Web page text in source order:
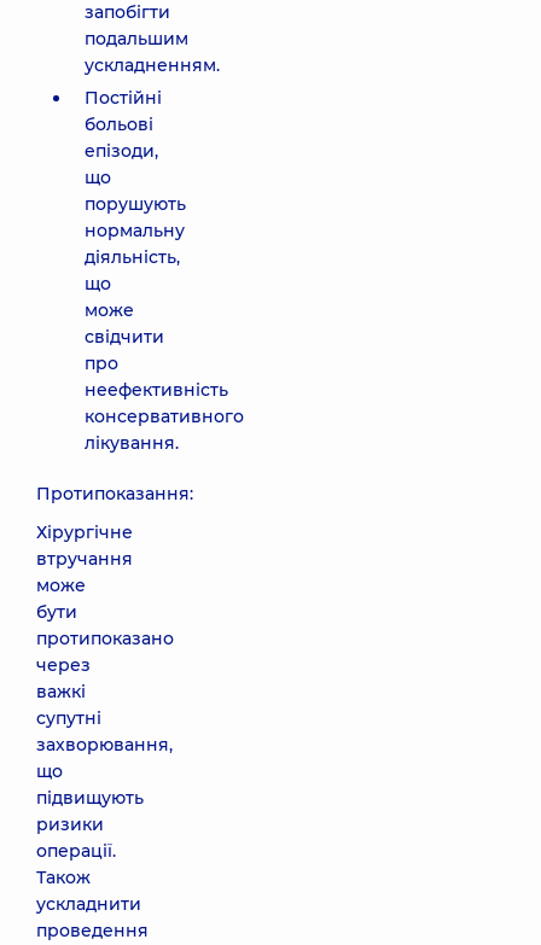
запобігти
подальшим
ускладненням.
Постійні
больові
епізоди,
що
порушують
нормальну
діяльність,
що
може
свідчити
про
неефективність
консервативного
лікування.
Протипоказання:
Хірургічне
втручання
може
бути
протипоказано
через
важкі
супутні
захворювання,
що
підвищують
ризики
операції.
Також
ускладнити
проведення